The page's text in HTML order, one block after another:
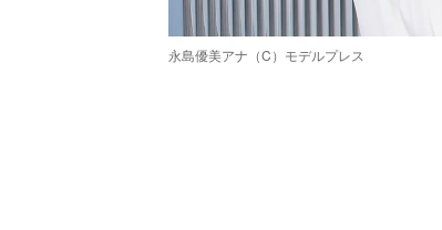
永島優美アナ（C）モデルプレス